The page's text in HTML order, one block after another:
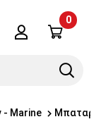
Search
Λογαριασμός
0
Marine